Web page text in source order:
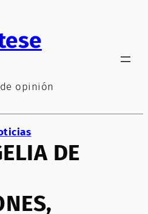
opinión
DE